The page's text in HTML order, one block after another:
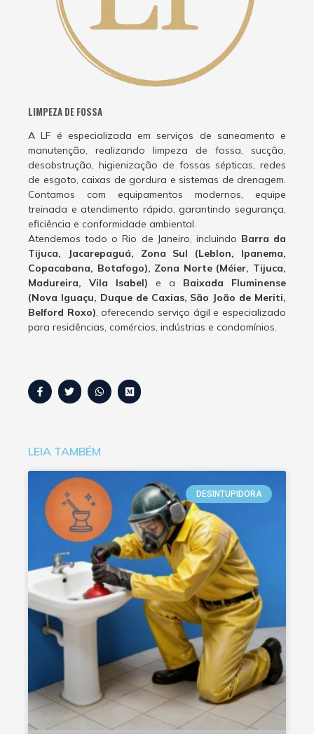
LIMPEZA DE FOSSA
A LF é especializada em serviços de saneamento e
manutenção, realizando limpeza de fossa, sucção,
desobstrução, higienização de fossas sépticas, redes
de esgoto, caixas de gordura e sistemas de drenagem.
Contamos com equipamentos modernos, equipe
treinada e atendimento rápido, garantindo segurança,
eficiência e conformidade ambiental.
Atendemos todo o Rio de Janeiro, incluindo Barra da
Tijuca, Jacarepaguá, Zona Sul (Leblon, Ipanema,
Copacabana, Botafogo), Zona Norte (Méier, Tijuca,
Madureira, Vila Isabel) e a Baixada Fluminense
(Nova Iguaçu, Duque de Caxias, São João de Meriti,
Belford Roxo), oferecendo serviço ágil e especializado
para residências, comércios, indústrias e condomínios.
LEIA TAMBÉM
DESINTUPIDORA